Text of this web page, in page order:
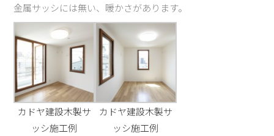
金属サッシには無い、暖かさがあります。
カドヤ建設木製サ
ッシ施工例
カドヤ建設木製サ
ッシ施工例